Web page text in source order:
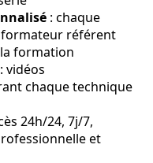
: chaque
référent
formation
: vidéos
chaque technique
24h/24, 7j/7,
et